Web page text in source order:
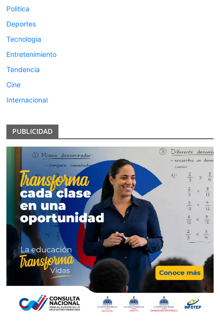
Politica
Deportes
Tecnologia
Entretenimiento
Tendencia
Cine
Internacional
PUBLICIDAD